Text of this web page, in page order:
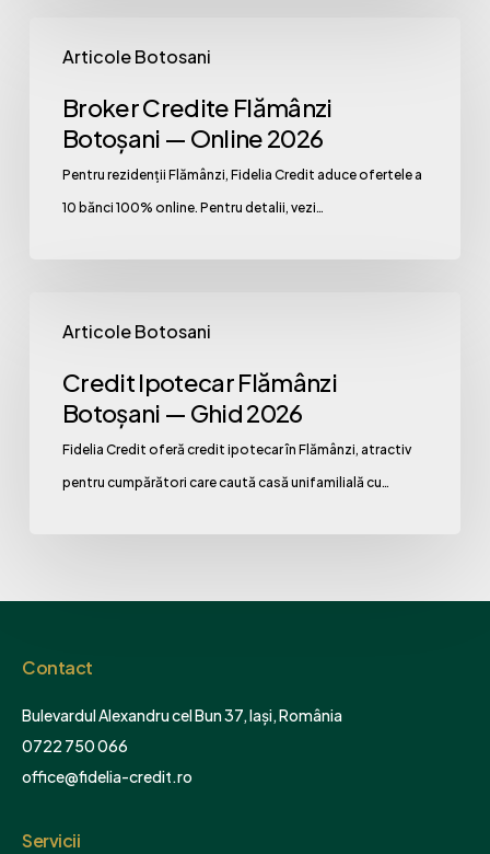
Articole Botosani
Credite
Flămânzi
Botoșani
Online
Broker Credite Flămânzi
Botoșani — Online 2026
Pentru rezidenții Flămânzi, Fidelia Credit aduce ofertele a
10 bănci 100% online. Pentru detalii, vezi…
Articole Botosani
Ipotecar
Flămânzi
Botoșani
Credit Ipotecar Flămânzi
Botoșani — Ghid 2026
Fidelia Credit oferă credit ipotecar în Flămânzi, atractiv
pentru cumpărători care caută casă unifamilială cu…
Contact
Bulevardul Alexandru cel Bun 37, Iași, România
0722 750 066
office@fidelia-credit.ro
Servicii